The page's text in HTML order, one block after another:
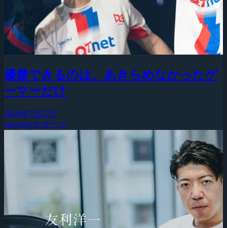
優勝できるのは、あきらめなかったゲ
ーマーだけ
2026年7月27日
esports(eスポーツ)